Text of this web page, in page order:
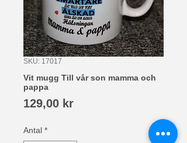
SKU: 17017
Vit mugg Till vår son mamma och
pappa
129,00 krPris
Antal *